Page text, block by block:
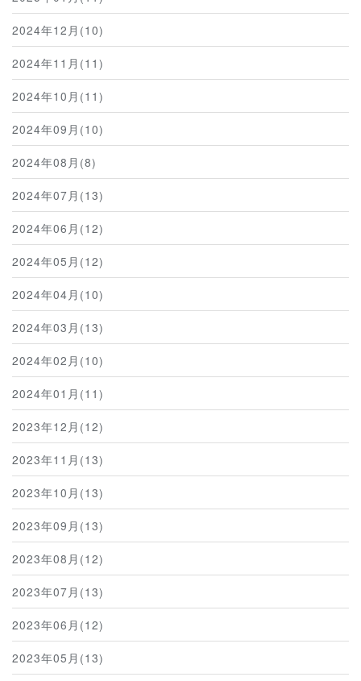
2024年12月(10)
2024年11月(11)
2024年10月(11)
2024年09月(10)
2024年08月(8)
2024年07月(13)
2024年06月(12)
2024年05月(12)
2024年04月(10)
2024年03月(13)
2024年02月(10)
2024年01月(11)
2023年12月(12)
2023年11月(13)
2023年10月(13)
2023年09月(13)
2023年08月(12)
2023年07月(13)
2023年06月(12)
2023年05月(13)